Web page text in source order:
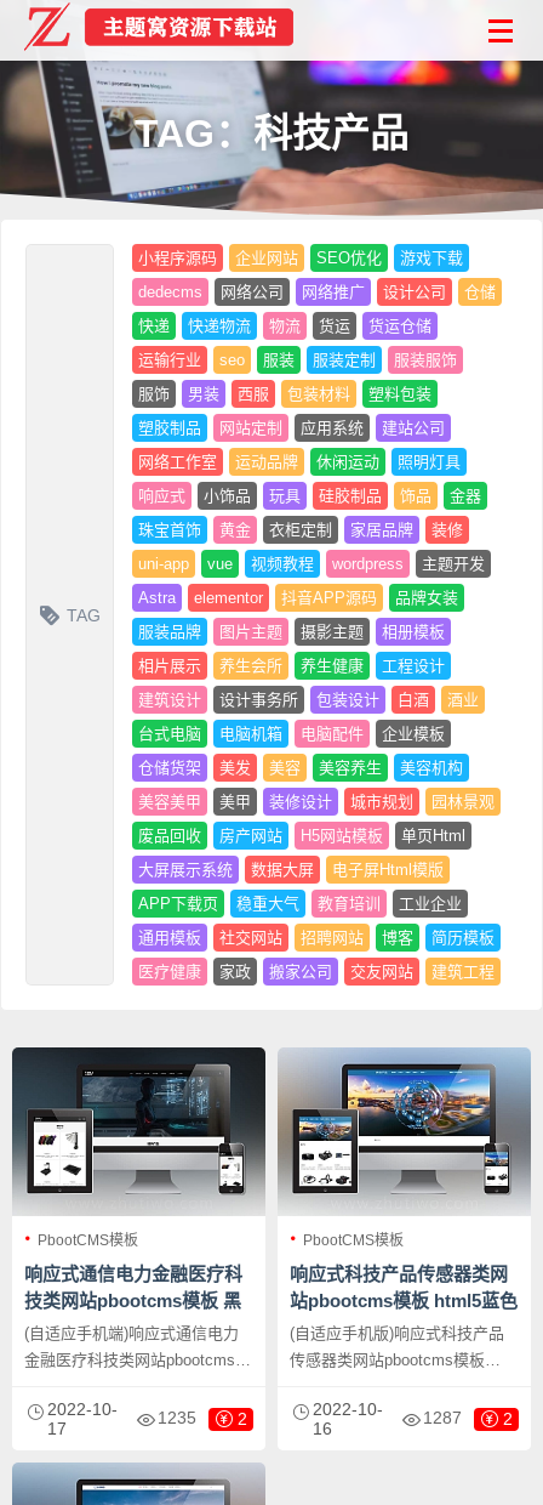
TAG：科技产品
TAG
小程序源码 企业网站 SEO优化
游戏下载
dedecms
网络公司 网络推广 设计公司
仓储
快递
快递物流 物流 货运
货运仓储
运输行业
seo 服装 服装定制
服装服饰
服饰
男装 西服 包装材料
塑料包装
塑胶制品
网站定制 应用系统
建站公司
网络工作室
运动品牌 休闲运动
照明灯具
响应式
小饰品 玩具 硅胶制品 饰品
金器
珠宝首饰
黄金 衣柜定制 家居品牌
装修
uni-app
vue 视频教程 wordpress
主题开发
Astra
elementor 抖音APP源码
品牌女装
服装品牌
图片主题 摄影主题
相册模板
相片展示
养生会所 养生健康
工程设计
建筑设计
设计事务所 包装设计 白酒
酒业
台式电脑
电脑机箱 电脑配件
企业模板
仓储货架
美发 美容 美容养生
美容机构
美容美甲
美甲 装修设计 城市规划
园林景观
废品回收
房产网站 H5网站模板
单页Html
大屏展示系统
数据大屏
电子屏Html模版
APP下载页
稳重大气 教育培训
工业企业
通用模板
社交网站 招聘网站 博客
简历模板
医疗健康
家政 搬家公司 交友网站 建筑工程
PbootCMS模板
响应式通信电力金融医疗科
技类网站pbootcms模板 黑
色智能医疗设备网站源码下
载
(自适应手机端)响应式通信电力
金融医疗科技类网站pbootcms模
载，PbootCMS内核开发的网站
模板，该模板适用于科技产品网
站、智能医疗设备网站等企业，
当然其他行业也可以做，只需要
2022-10-
17
1235 2
PbootCMS模板
响应式科技产品传感器类网
站pbootcms模板 html5蓝色
智能电子产品网站源码下载
(自适应手机版)响应式科技产品
传感器类网站pbootcms模板
下载，PbootCMS内核开发的网
站模板，该模板适用于传感器网
2022-10-
16
1287 2